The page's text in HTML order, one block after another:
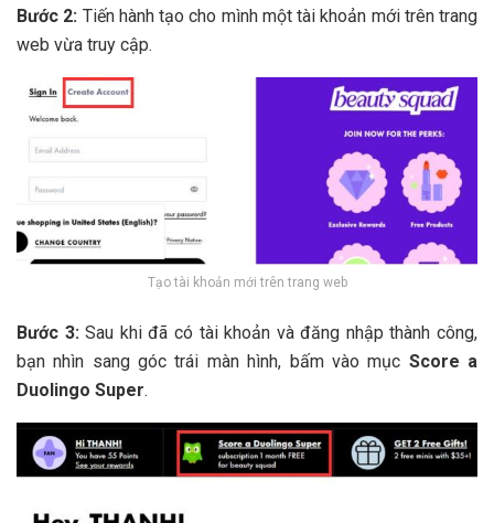
Bước 2: Tiến hành tạo cho mình một tài khoản mới trên trang
web vừa truy cập.
Tạo tài khoản mới trên trang web
Bước 3: Sau khi đã có tài khoản và đăng nhập thành công,
bạn nhìn sang góc trái màn hình, bấm vào mục Score a
Duolingo Super.